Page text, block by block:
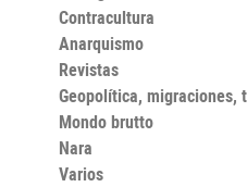
Contracultura
Anarquismo
Revistas
Geopolítica,
Mondo brutto
Nara
Varios